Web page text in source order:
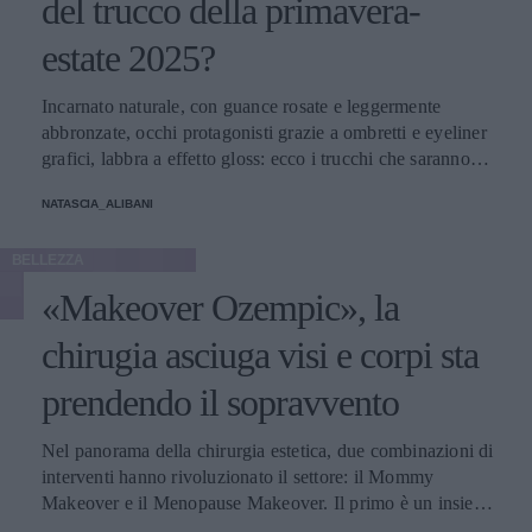
del trucco della primavera-
estate 2025?
Incarnato naturale, con guance rosate e leggermente
abbronzate, occhi protagonisti grazie a ombretti e eyeliner
grafici, labbra a effetto gloss: ecco i trucchi che saranno
NATASCIA_ALIBANI
«Makeover Ozempic», la
chirugia asciuga visi e corpi sta
prendendo il sopravvento
Nel panorama della chirurgia estetica, due combinazioni di
interventi hanno rivoluzionato il settore: il Mommy
Makeover e il Menopause Makeover. Il primo è un insieme